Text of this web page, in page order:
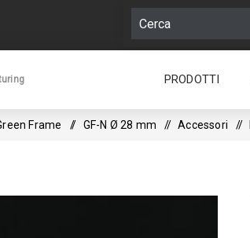
PRODOTTI
Frame / GF-N Ø 28 mm / Accessori /